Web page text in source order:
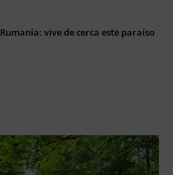
vive de cerca este paraíso